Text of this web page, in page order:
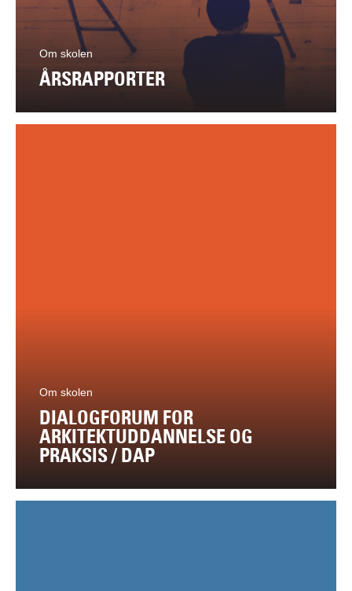
Om skolen
ÅRSRAPPORTER
Om skolen
DIALOGFORUM FOR
ARKITEKTUDDANNELSE OG
PRAKSIS / DAP